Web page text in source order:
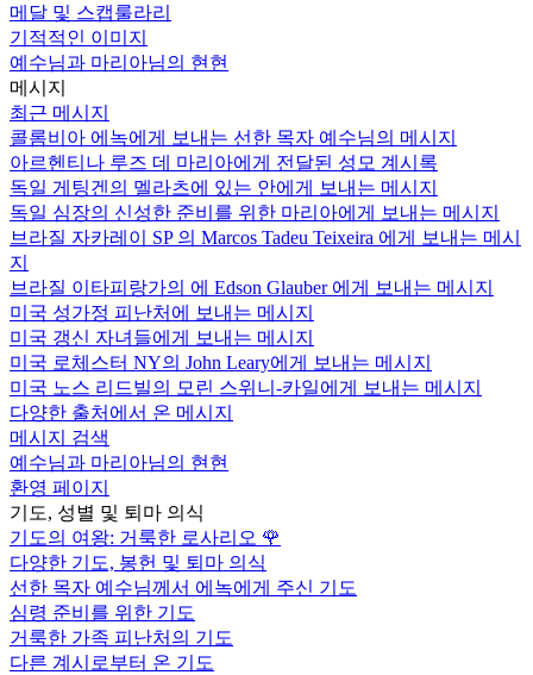
메달 및 스캡룰라리
기적적인 이미지
예수님과 마리아님의 현현
메시지
최근 메시지
콜롬비아 에녹에게 보내는 선한 목자 예수님의 메시지
아르헨티나 루즈 데 마리아에게 전달된 성모 계시록
독일 게팅겐의 멜라츠에 있는 안에게 보내는 메시지
독일 심장의 신성한 준비를 위한 마리아에게 보내는 메시지
브라질 자카레이 SP 의 Marcos Tadeu Teixeira 에게 보내는 메시
지
브라질 이타피랑가의 에 Edson Glauber 에게 보내는 메시지
미국 성가정 피난처에 보내는 메시지
미국 갱신 자녀들에게 보내는 메시지
미국 로체스터 NY의 John Leary에게 보내는 메시지
미국 노스 리드빌의 모린 스위니-카일에게 보내는 메시지
다양한 출처에서 온 메시지
메시지 검색
예수님과 마리아님의 현현
환영 페이지
기도, 성별 및 퇴마 의식
기도의 여왕: 거룩한 로사리오 🌹
다양한 기도, 봉헌 및 퇴마 의식
선한 목자 예수님께서 에녹에게 주신 기도
심령 준비를 위한 기도
거룩한 가족 피난처의 기도
다른 계시로부터 온 기도